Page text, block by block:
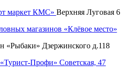
маркет КМС» Верхняя Луговая 6
магазинов «Клёвое место»
«Рыбаки» Дзержинского д.118
Профи» Советская, 47